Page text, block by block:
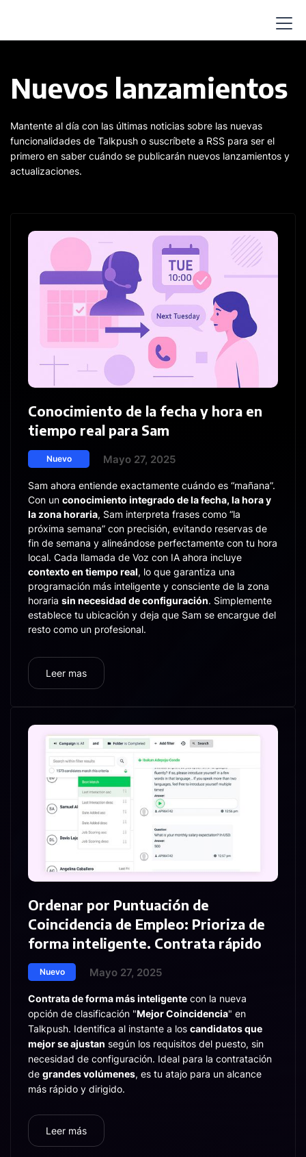
Nuevos lanzamientos
Mantente al día con las últimas noticias sobre las nuevas
funcionalidades de Talkpush o suscríbete a RSS para ser el
primero en saber cuándo se publicarán nuevos lanzamientos y
actualizaciones.
Conocimiento de la fecha y hora en
tiempo real para Sam
Nuevo Mayo 27, 2025
Sam ahora entiende exactamente cuándo es “mañana”.
Con un conocimiento integrado de la fecha, la hora y
la zona horaria, Sam interpreta frases como “la
próxima semana” con precisión, evitando reservas de
fin de semana y alineándose perfectamente con tu hora
local. Cada llamada de Voz con IA ahora incluye
contexto en tiempo real, lo que garantiza una
programación más inteligente y consciente de la zona
horaria sin necesidad de configuración. Simplemente
establece tu ubicación y deja que Sam se encargue del
resto como un profesional.
Leer mas
Ordenar por Puntuación de
Coincidencia de Empleo: Prioriza de
forma inteligente. Contrata rápido
Nuevo Mayo 27, 2025
Contrata de forma más inteligente con la nueva
opción de clasificación "Mejor Coincidencia" en
Talkpush. Identifica al instante a los candidatos que
mejor se ajustan según los requisitos del puesto, sin
necesidad de configuración. Ideal para la contratación
de grandes volúmenes, es tu atajo para un alcance
más rápido y dirigido.
Leer más